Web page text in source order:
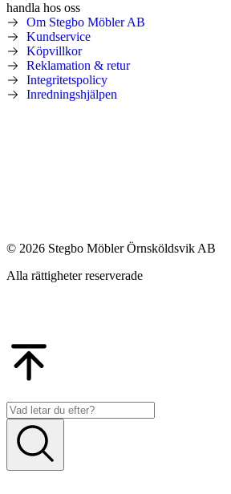
handla hos oss
Om Stegbo Möbler AB
Kundservice
Köpvillkor
Reklamation & retur
Integritetspolicy
Inredningshjälpen
© 2026 Stegbo Möbler Örnsköldsvik AB
Alla rättigheter reserverade